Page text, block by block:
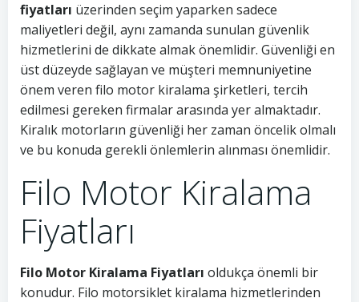
fiyatları üzerinden seçim yaparken sadece
maliyetleri değil, aynı zamanda sunulan güvenlik
hizmetlerini de dikkate almak önemlidir. Güvenliği en
üst düzeyde sağlayan ve müşteri memnuniyetine
önem veren filo motor kiralama şirketleri, tercih
edilmesi gereken firmalar arasında yer almaktadır.
Kiralık motorların güvenliği her zaman öncelik olmalı
ve bu konuda gerekli önlemlerin alınması önemlidir.
Filo Motor Kiralama
Fiyatları
Filo Motor Kiralama Fiyatları oldukça önemli bir
konudur. Filo motorsiklet kiralama hizmetlerinden